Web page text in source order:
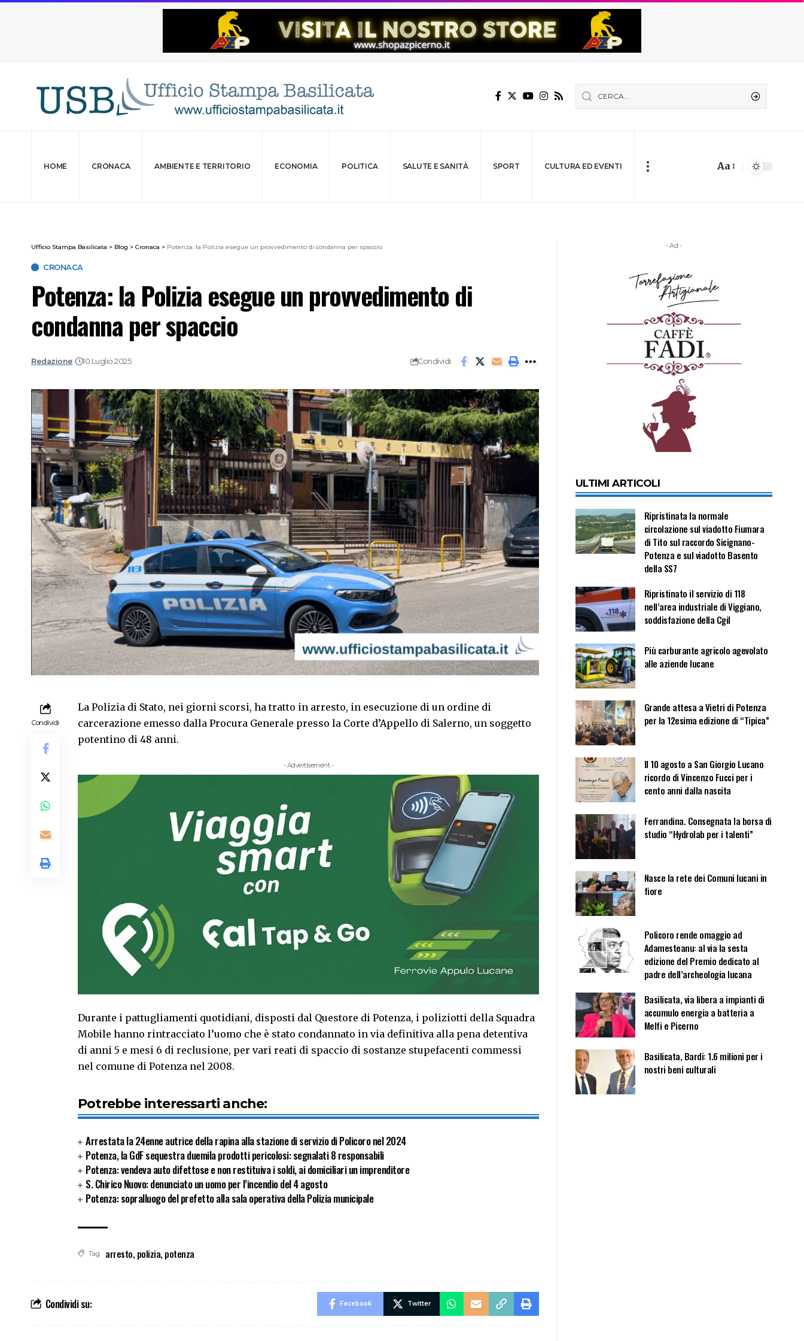
HOME CRONACA AMBIENTE E TERRITORIO ECONOMIA POLITICA SALUTE E SANITÀ SPORT CULTURA ED EVENTI Aa
Ufficio Stampa Basilicata > Blog > Cronaca > Potenza: la Polizia esegue un provvedimento di condanna per spaccio
CRONACA
Potenza: la Polizia esegue un provvedimento di
condanna per spaccio
Redazione 10 Luglio 2025 Condividi
Condividi
La Polizia di Stato, nei giorni scorsi, ha tratto in arresto, in esecuzione di un ordine di
carcerazione emesso dalla Procura Generale presso la Corte d’Appello di Salerno, un soggetto
potentino di 48 anni.
- Advertisement -
Durante i pattugliamenti quotidiani, disposti dal Questore di Potenza, i poliziotti della Squadra
Mobile hanno rintracciato l’uomo che è stato condannato in via definitiva alla pena detentiva
di anni 5 e mesi 6 di reclusione, per vari reati di spaccio di sostanze stupefacenti commessi
nel comune di Potenza nel 2008.
Potrebbe interessarti anche:
Arrestata la 24enne autrice della rapina alla stazione di servizio di Policoro nel 2024
Potenza, la GdF sequestra duemila prodotti pericolosi: segnalati 8 responsabili
Potenza: vendeva auto difettose e non restituiva i soldi, ai domiciliari un imprenditore
S. Chirico Nuovo: denunciato un uomo per l’incendio del 4 agosto
Potenza: sopralluogo del prefetto alla sala operativa della Polizia municipale
Tag arresto, polizia, potenza
Condividi su: Facebook Twitter
- Ad -
ULTIMI ARTICOLI
Ripristinata la normale
circolazione sul viadotto Fiumara
di Tito sul raccordo Sicignano-
Potenza e sul viadotto Basento
della SS7
Ripristinato il servizio di 118
nell’area industriale di Viggiano,
soddisfazione della Cgil
Più carburante agricolo agevolato
alle aziende lucane
Grande attesa a Vietri di Potenza
per la 12esima edizione di “Tipica”
Il 10 agosto a San Giorgio Lucano
ricordo di Vincenzo Fucci per i
cento anni dalla nascita
Ferrandina. Consegnata la borsa di
studio “Hydrolab per i talenti”
Nasce la rete dei Comuni lucani in
fiore
Policoro rende omaggio ad
Adamesteanu: al via la sesta
edizione del Premio dedicato al
padre dell’archeologia lucana
Basilicata, via libera a impianti di
accumulo energia a batteria a
Melfi e Picerno
Basilicata, Bardi: 1.6 milioni per i
nostri beni culturali